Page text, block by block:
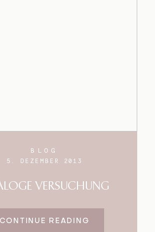
BLOG
5. DEZEMBER 2013
VERSUCHUNG
CONTINUE READING